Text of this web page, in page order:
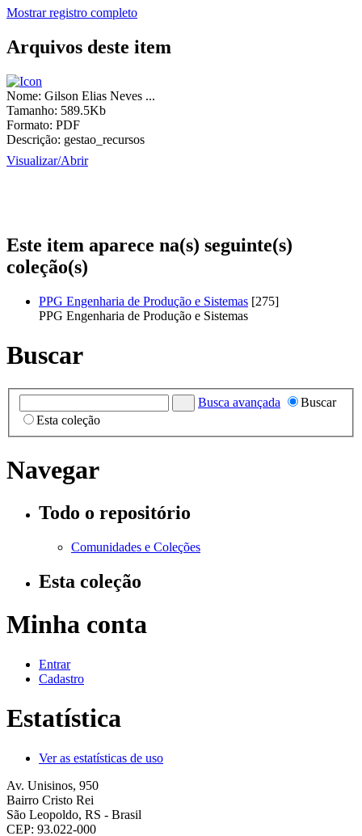
Mostrar registro completo
Arquivos deste item
Nome: Gilson Elias Neves ...
Tamanho: 589.5Kb
Formato: PDF
Descrição: gestao_recursos
Visualizar/Abrir
Este item aparece na(s) seguinte(s)
coleção(s)
PPG Engenharia de Produção e Sistemas [275]
PPG Engenharia de Produção e Sistemas
Buscar
Busca avançada
Buscar
Esta coleção
Navegar
Todo o repositório
Comunidades e Coleções
Esta coleção
Minha conta
Entrar
Cadastro
Estatística
Ver as estatísticas de uso
Av. Unisinos, 950
Bairro Cristo Rei
São Leopoldo, RS - Brasil
CEP: 93.022-000